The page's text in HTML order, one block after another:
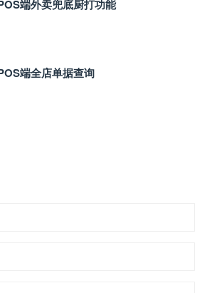
端外卖兜底厨打功能
端全店单据查询